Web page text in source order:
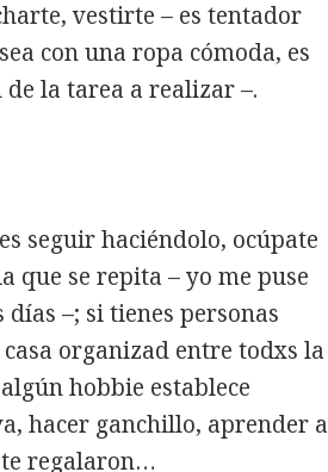
vestirte – es tentador
con una ropa cómoda, es
la tarea a realizar –.
seguir haciéndolo, ocúpate
que se repita – yo me puse
–; si tienes personas
organizad entre todxs la
hobbie establece
hacer ganchillo, aprender a
regalaron…